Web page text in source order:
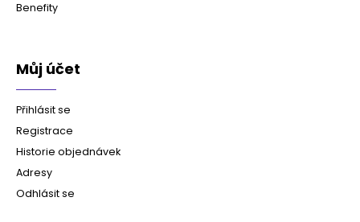
Benefity
Můj účet
Přihlásit se
Registrace
Historie objednávek
Adresy
Odhlásit se